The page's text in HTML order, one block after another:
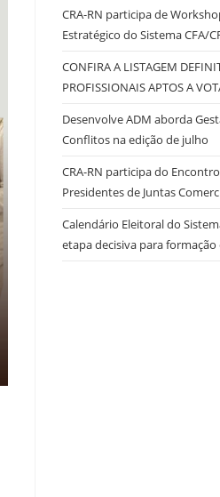
CRA-RN participa de
Estratégico do Sistema CFA/
CONFIRA A LISTAGEM
PROFISSIONAIS APTOS A
Desenvolve ADM aborda
Conflitos na edição de julho
CRA-RN participa do
Presidentes de Juntas
Calendário Eleitoral do
etapa decisiva para